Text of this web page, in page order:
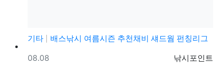
기타
배스낚시 여름시즌 추천채비 섀드웜 펀칭리그
등록자
낚시포인트
등록일
08.08